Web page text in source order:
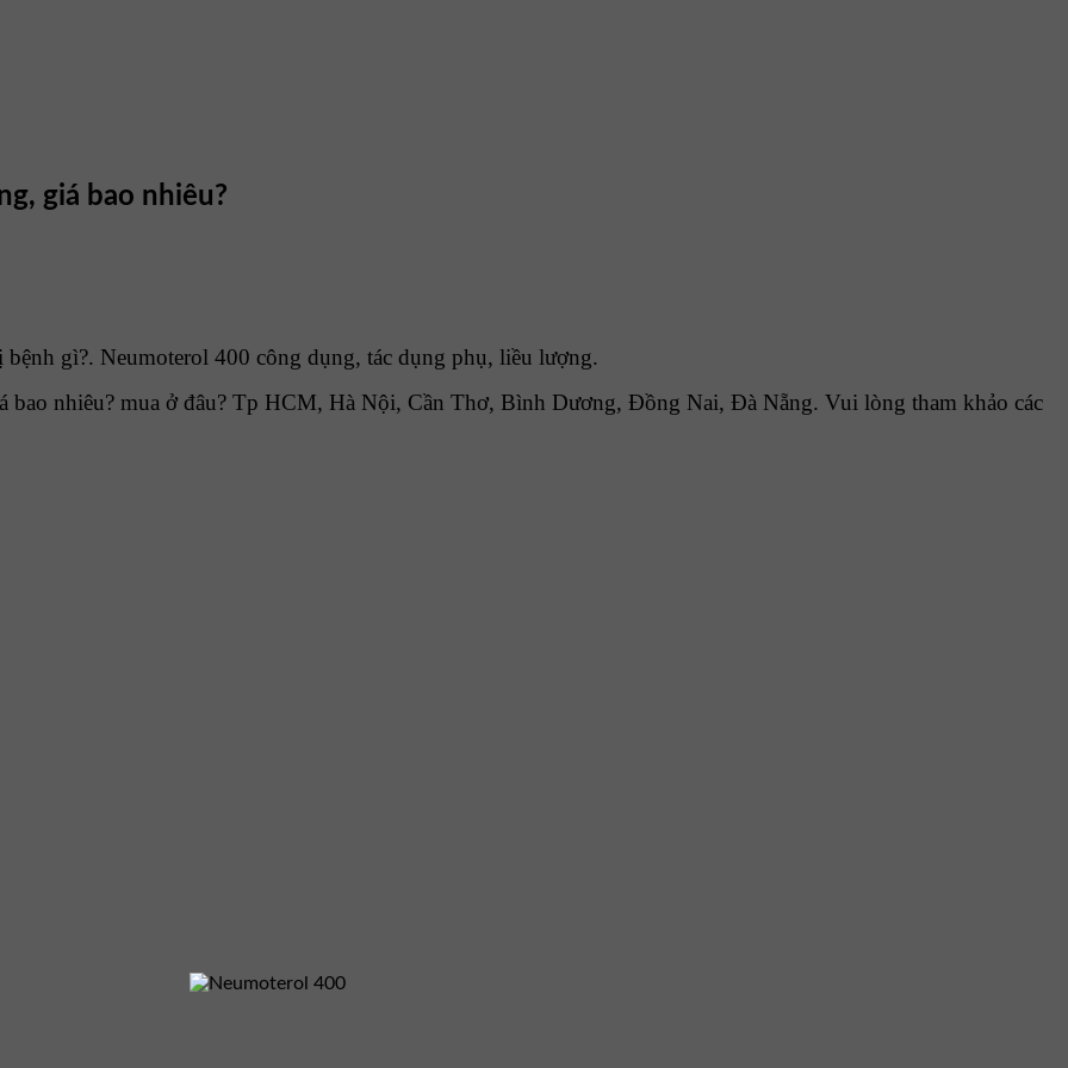
giá bao nhiêu?
gì?. Neumoterol 400 công dụng, tác dụng phụ, liều lượng.
nhiêu? mua ở đâu? Tp HCM, Hà Nội, Cần Thơ, Bình Dương, Đồng Nai, Đà Nẵng. Vui lòng tham khảo các